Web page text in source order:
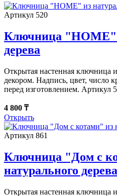
Артикул 520
Ключница "HOME"
дерева
Открытая настенная ключница
декором. Надпись, цвет, число
перед изготовлением. Артикул
4 800 ₸
Открыть
Артикул 861
Ключница "Дом с
натурального дерева
Открытая настенная ключница